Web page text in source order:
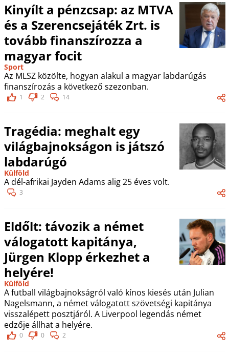
Kinyílt a pénzcsap: az MTVA
és a Szerencsejáték Zrt. is
tovább finanszírozza a
magyar focit
Sport
Az MLSZ közölte, hogyan alakul a magyar labdarúgás
finanszírozás a következő szezonban.
1 2 14
Tragédia: meghalt egy
világbajnokságon is játszó
labdarúgó
Külföld
A dél-afrikai Jayden Adams alig 25 éves volt.
3
Eldőlt: távozik a német
válogatott kapitánya,
Jürgen Klopp érkezhet a
helyére!
Külföld
A futball világbajnokságról való kínos kiesés után Julian
Nagelsmann, a német válogatott szövetségi kapitánya
visszalépett posztjáról. A Liverpool legendás német
edzője állhat a helyére.
0 0 2